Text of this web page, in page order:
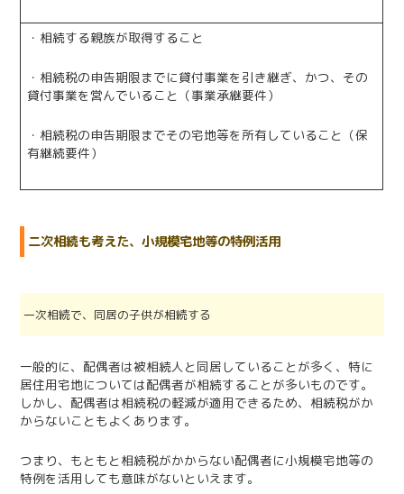
・相続する親族が取得すること
・相続税の申告期限までに貸付事業を引き継ぎ、かつ、その
貸付事業を営んでいること（事業承継要件）
・相続税の申告期限までその宅地等を所有していること（保
有継続要件）
二次相続も考えた、小規模宅地等の特例活用
一次相続で、同居の子供が相続する
一般的に、配偶者は被相続人と同居していることが多く、特に
居住用宅地については配偶者が相続することが多いものです。
しかし、配偶者は相続税の軽減が適用できるため、相続税がか
からないこともよくあります。
つまり、もともと相続税がかからない配偶者に小規模宅地等の
特例を活用しても意味がないといえます。